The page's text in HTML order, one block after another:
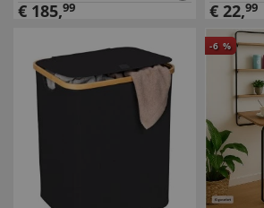
€ 185,99
€ 22,99
-6 %